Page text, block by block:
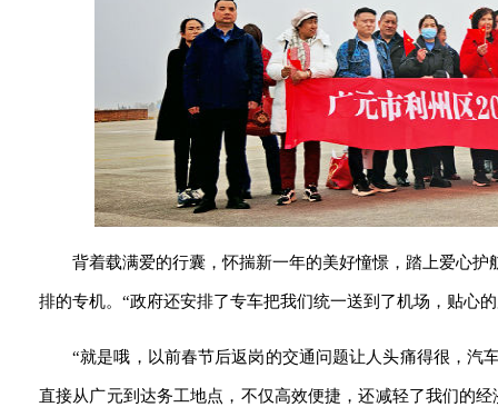
背着载满爱的行囊，怀揣新一年的美好憧憬，踏上爱心
排的专机。“政府还安排了专车把我们统一送到了机场，贴心
“就是哦，以前春节后返岗的交通问题让人头痛得很，汽
直接从广元到达务工地点，不仅高效便捷，还减轻了我们的